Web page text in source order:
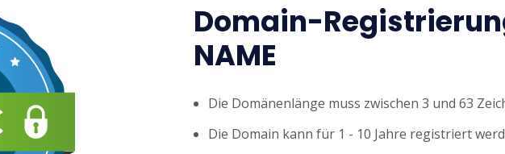
Domain-
NAME
Die Domänenlänge muss zwischen 3 und 63
Die Domain kann für 1 - 10 Jahre registriert